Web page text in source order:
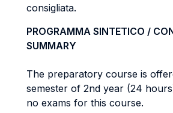
consigliata.
PROGRAMMA SINTETICO /
SUMMARY
The preparatory course is
semester of 2nd year (24
no exams for this course.